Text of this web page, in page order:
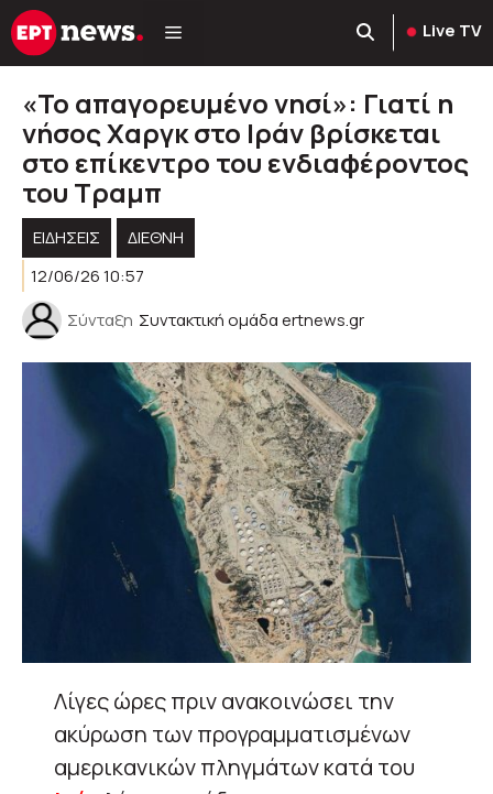
Μετάβαση
σε
Live TV
«Το απαγορευμένο νησί»: Γιατί η
νήσος Χαργκ στο Ιράν βρίσκεται
στο επίκεντρο του ενδιαφέροντος
του Τραμπ
ΕΙΔΗΣΕΙΣ
ΔΙΕΘΝΗ
12/06/26 10:57
Σύνταξη Συντακτική ομάδα ertnews.gr
Λίγες ώρες πριν ανακοινώσει την
ακύρωση των προγραμματισμένων
αμερικανικών πληγμάτων κατά του